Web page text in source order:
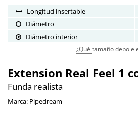
Longitud insertable
Diámetro
Diámetro interior
¿Qué tamaño debo
Extension Real Feel 1
Funda realista
Marca: Pipedream